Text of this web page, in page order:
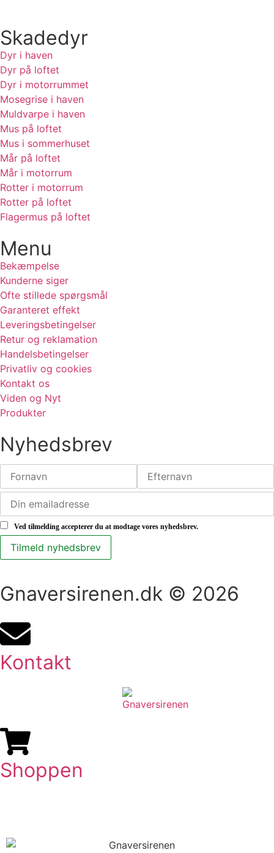
Skadedyr
Dyr i haven
Dyr på loftet
Dyr i motorrummet
Mosegrise i haven
Muldvarpe i haven
Mus på loftet
Mus i sommerhuset
Mår på loftet
Mår i motorrum
Rotter i motorrum
Rotter på loftet
Flagermus på loftet
Menu
Bekæmpelse
Kunderne siger
Ofte stillede spørgsmål
Garanteret effekt
Leveringsbetingelser
Retur og reklamation
Handelsbetingelser
Privatliv og cookies
Kontakt os
Viden og Nyt
Produkter
Nyhedsbrev
Ved tilmelding accepterer du at modtage vores nyhedsbrev.
Gnaversirenen.dk © 2026
Kontakt
Shoppen